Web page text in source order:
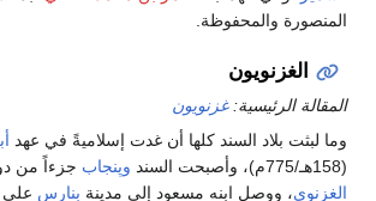
المنصورة والمحفوظة.
الغزنويون
المقالة الرئيسية:غزنويون
وما لبثت بلاد السند كلها أن غدت إسلاميةً في عهد
(158هـ/775م)، وأصبحت السند
وپنجاب جزءاً من
الغزنوي، ووصل ابنه مسعود إلى مدينة بنارس